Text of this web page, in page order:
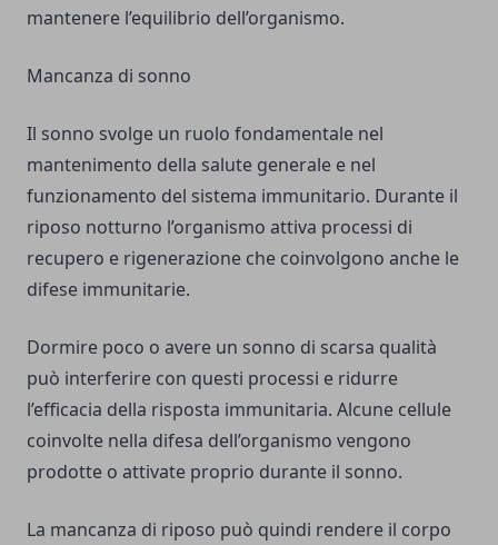
mantenere l’equilibrio dell’organismo.
Mancanza di sonno
Il sonno svolge un ruolo fondamentale nel
mantenimento della salute generale e nel
funzionamento del sistema immunitario. Durante il
riposo notturno l’organismo attiva processi di
recupero e rigenerazione che coinvolgono anche le
difese immunitarie.
Dormire poco o avere un sonno di scarsa qualità
può interferire con questi processi e ridurre
l’efficacia della risposta immunitaria. Alcune cellule
coinvolte nella difesa dell’organismo vengono
prodotte o attivate proprio durante il sonno.
La mancanza di riposo può quindi rendere il corpo